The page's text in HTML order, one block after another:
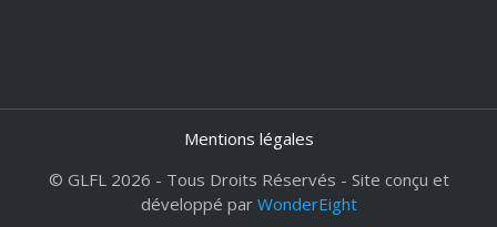
Mentions légales
© GLFL 2026 - Tous Droits Réservés - Site conçu et
développé par WonderEight